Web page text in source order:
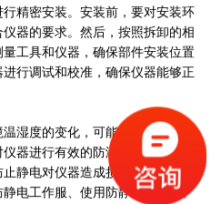
精密安装。安装前，要对安装环
器的要求。然后，按照拆卸的相
工具和仪器，确保部件安装位置
行调试和校准，确保仪器能够正
湿度的变化，可能导致仪器内部
器进行有效的防潮保护，如使用
静电对仪器造成损害，拆装搬运
电工作服、使用防静电工具等。